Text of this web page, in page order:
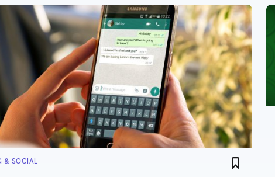
& SOCIAL